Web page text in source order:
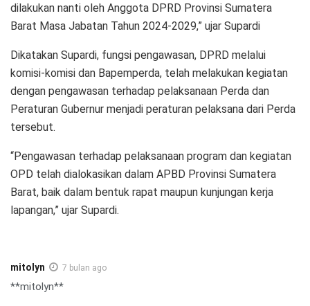
dilakukan nanti oleh Anggota DPRD Provinsi Sumatera
Barat Masa Jabatan Tahun 2024-2029,” ujar Supardi
Dikatakan Supardi, fungsi pengawasan, DPRD melalui
komisi-komisi dan Bapemperda, telah melakukan kegiatan
dengan pengawasan terhadap pelaksanaan Perda dan
Peraturan Gubernur menjadi peraturan pelaksana dari Perda
tersebut.
“Pengawasan terhadap pelaksanaan program dan kegiatan
OPD telah dialokasikan dalam APBD Provinsi Sumatera
Barat, baik dalam bentuk rapat maupun kunjungan kerja
lapangan,” ujar Supardi.
mitolyn 7 bulan ago
**mitolyn**